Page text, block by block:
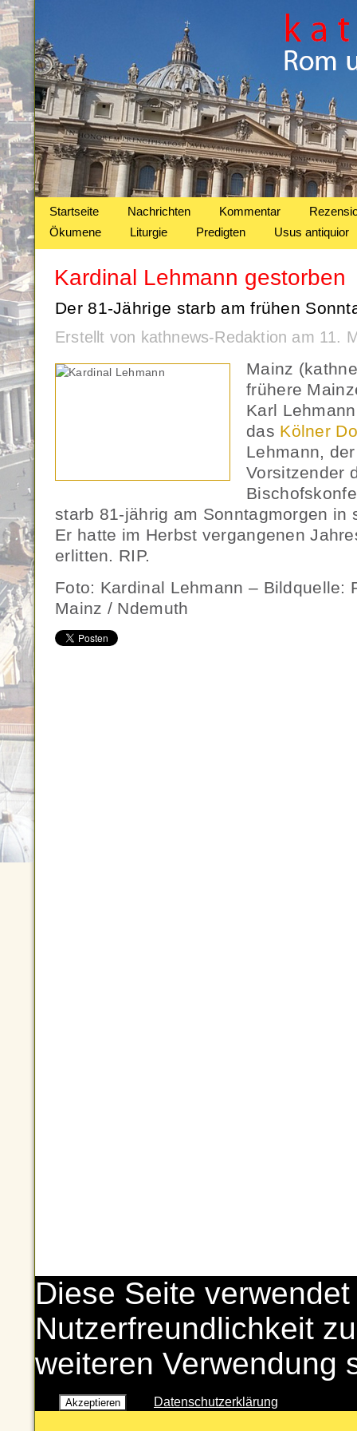
Startseite Nachrichten Kommentar
Ökumene
Liturgie Predigten Usus antiquior
Kardinal Lehmann gestorben
Der 81-Jährige starb am frühen
Erstellt von kathnews-Redaktion am 11.
Mainz
frühere
Karl
das Kölner
Lehmann,
Vorsitzender
starb 81-jährig am Sonntagmorgen in
Er hatte im Herbst vergangenen
erlitten. RIP.
Foto: Kardinal Lehmann – Bildquelle:
Mainz / Ndemuth
Diese Seite
Nutzerfreundlichkeit
weiteren Verwendung
Akzeptieren Datenschutzerklärung